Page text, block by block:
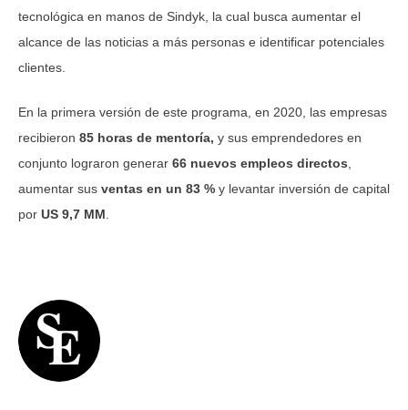
tecnológica en manos de Sindyk, la cual busca aumentar el
alcance de las noticias a más personas e identificar potenciales
clientes.
En la primera versión de este programa, en 2020, las empresas
recibieron 85 horas de mentoría, y sus emprendedores en
conjunto lograron generar 66 nuevos empleos directos,
aumentar sus ventas en un 83 % y levantar inversión de capital
por US 9,7 MM.